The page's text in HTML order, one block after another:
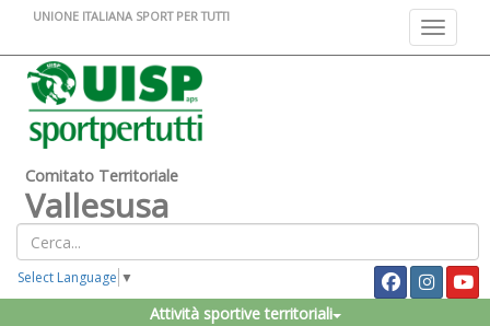
Toggle
UNIONE ITALIANA SPORT PER TUTTI
Comitato Territoriale
Vallesusa
Select Language ▼
Attività sportive territoriali